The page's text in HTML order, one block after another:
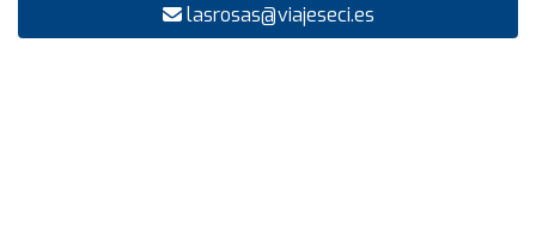
lasrosas@viajeseci.es